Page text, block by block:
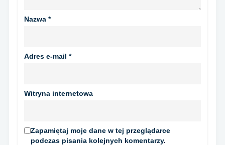
Nazwa *
Adres e-mail *
Witryna internetowa
Zapamiętaj moje dane w tej przeglądarce
podczas pisania kolejnych komentarzy.